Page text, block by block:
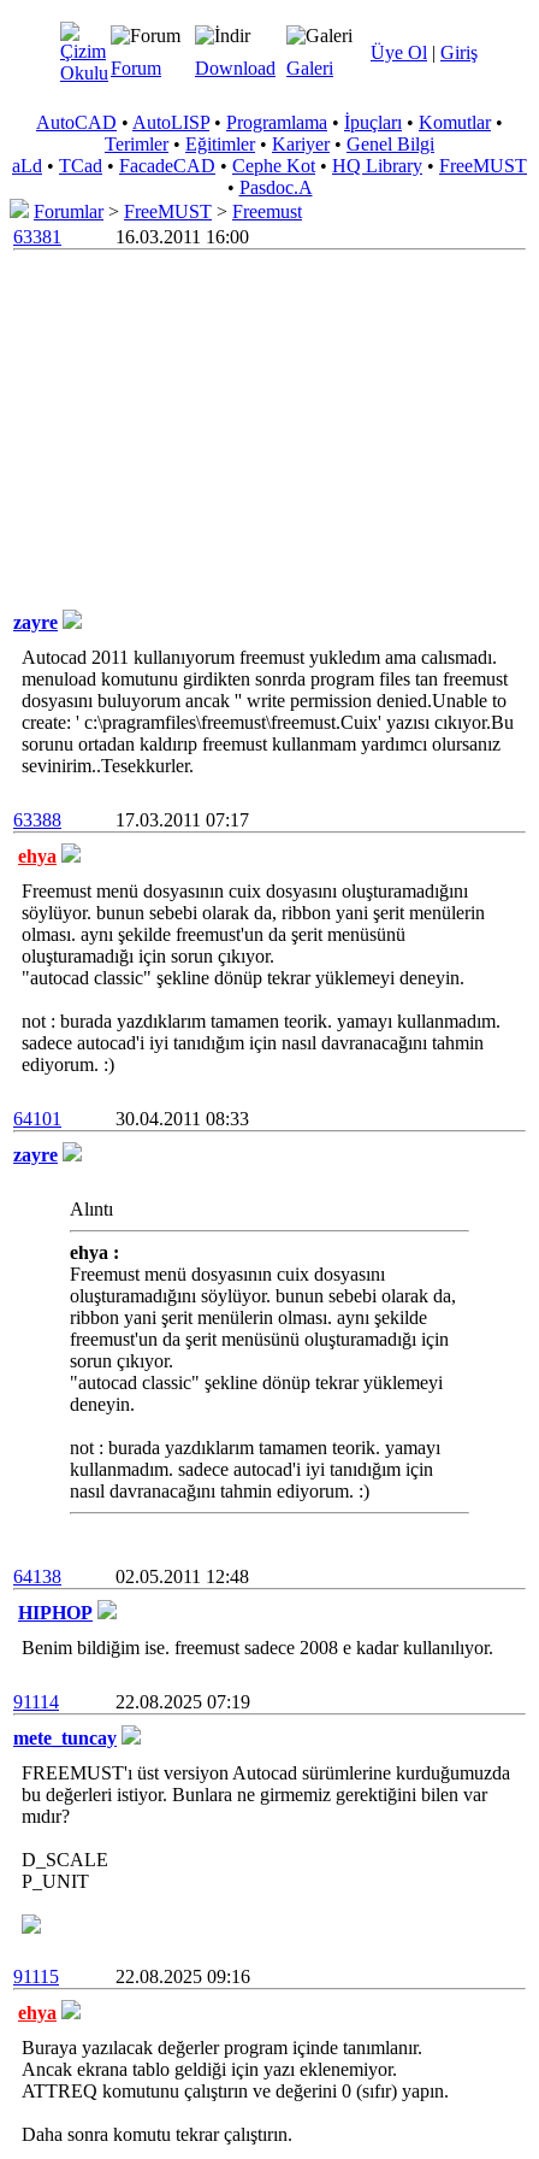
Üye Ol | Giriş
Forum Download Galeri
AutoCAD • AutoLISP• Programlama • İpuçları • Komutlar•
Terimler• Eğitimler• Kariyer• Genel Bilgi
aLd • TCad • FacadeCAD • Cephe Kot • HQ Library • FreeMUST
• Pasdoc.A
Forumlar> FreeMUST > Freemust
63381
16.03.2011 16:00
zayre
Autocad 2011 kullanıyorum freemust yukledım ama calısmadı.
menuload komutunu girdikten sonrda program files tan freemust
dosyasını buluyorum ancak '' write permission denied.Unable to
create: ' c:\pragramfiles\freemust\freemust.Cuix' yazısı cıkıyor.Bu
sorunu ortadan kaldırıp freemust kullanmam yardımcı olursanız
sevinirim..Tesekkurler.
63388
17.03.2011 07:17
ehya
Freemust menü dosyasının cuix dosyasını oluşturamadığını
söylüyor. bunun sebebi olarak da, ribbon yani şerit menülerin
olması. aynı şekilde freemust'un da şerit menüsünü
oluşturamadığı için sorun çıkıyor.
"autocad classic" şekline dönüp tekrar yüklemeyi deneyin.
not : burada yazdıklarım tamamen teorik. yamayı kullanmadım.
sadece autocad'i iyi tanıdığım için nasıl davranacağını tahmin
ediyorum. :)
64101
30.04.2011 08:33
zayre
Alıntı
ehya :
Freemust menü dosyasının cuix dosyasını
oluşturamadığını söylüyor. bunun sebebi olarak da,
ribbon yani şerit menülerin olması. aynı şekilde
freemust'un da şerit menüsünü oluşturamadığı için
sorun çıkıyor.
"autocad classic" şekline dönüp tekrar yüklemeyi
deneyin.
not : burada yazdıklarım tamamen teorik. yamayı
kullanmadım. sadece autocad'i iyi tanıdığım için
nasıl davranacağını tahmin ediyorum. :)
64138
02.05.2011 12:48
HIPHOP
Benim bildiğim ise. freemust sadece 2008 e kadar kullanılıyor.
91114
22.08.2025 07:19
mete_tuncay
FREEMUST'ı üst versiyon Autocad sürümlerine kurduğumuzda
bu değerleri istiyor. Bunlara ne girmemiz gerektiğini bilen var
mıdır?
D_SCALE
P_UNIT
91115
22.08.2025 09:16
ehya
Buraya yazılacak değerler program içinde tanımlanır.
Ancak ekrana tablo geldiği için yazı eklenemiyor.
ATTREQ komutunu çalıştırın ve değerini 0 (sıfır) yapın.
Daha sonra komutu tekrar çalıştırın.